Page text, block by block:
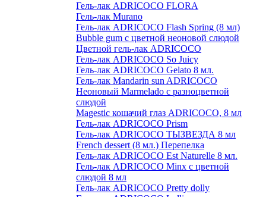
Гель-лак ADRICOCO FLORA
Гель-лак Murano
Гель-лак ADRICOCO Flash Spring (8 мл)
Bubble gum с цветной неоновой слюдой
Цветной гель-лак ADRICOCO
Гель-лак ADRICOCO So Juicy
Гель-лак ADRICOCO Gelato 8 мл.
Гель-лак Mandarin sun ADRICOCO
Неоновый Marmelado с разноцветной
слюдой
Magestic кошачий глаз ADRICOCO, 8 мл
Гель-лак ADRICOCO Prism
Гель-лак ADRICOCO ТЫЗВЕЗДА 8 мл
French dessert (8 мл.) Перепелка
Гель-лак ADRICOCO Est Naturelle 8 мл.
Гель-лак ADRICOCO Minx с цветной
слюдой 8 мл
Гель-лак ADRICOCO Pretty dolly